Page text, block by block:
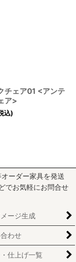
チェア01 <アンテ
ア>
込)
ーダー家具を発送
でお気軽にお問合せ
ージ生成
わせ
仕上げ一覧